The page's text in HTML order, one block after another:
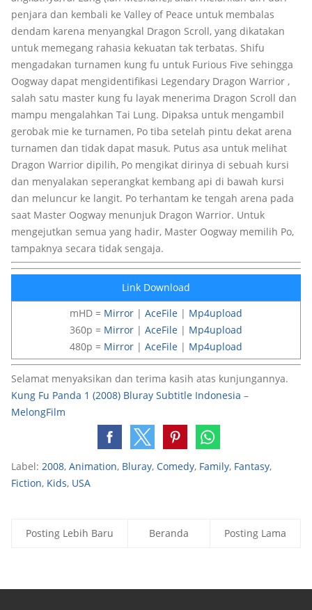
penjara dan kembali ke Valley of Peace untuk membalas
dendam karena menyangkal Dragon Scroll, yang dikatakan
untuk memegang rahasia kekuatan tak terbatas. Shifu
mengadakan turnamen kung fu untuk Furious Five sehingga
Oogway dapat mengidentifikasi Legendary Dragon Warrior ,
salah satu master kung fu layak menerima Dragon Scroll dan
mampu mengalahkan Tai Lung. Dipaksa untuk mengambil
gerobak mie ke turnamen, Po tiba setelah pintu dekat arena
turnamen dan tidak dapat masuk. Putus asa untuk melihat
Dragon Warrior dipilih, Po mengikat dirinya di sebuah kursi
dan menyalakan seperangkat kembang api di bawah kursi
dan meluncur ke langit. Po terhantam ke tengah arena pada
saat Master Oogway menunjuk Dragon Warrior. Untuk
mengejutkan semua yang hadir, Master Oogway memilih Po,
tampaknya secara tidak sengaja.
Link Download
mHD = Mirror | AceFile | Mp4upload
360p = Mirror | AceFile | Mp4upload
480p = Mirror | AceFile | Mp4upload
Selamat menyaksikan dan terima kasih atas kunjungannya.
Kung Fu Panda 1 (2008) Bluray Subtitle Indonesia –
MelongFilm
Label: 2008, Animation, Bluray, Comedy, Family, Fantasy,
Fiction, Kids, USA
Posting Lebih Baru Posting Lama
Beranda